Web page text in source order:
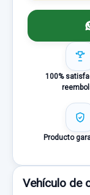
100%
Producto
Vehículo de